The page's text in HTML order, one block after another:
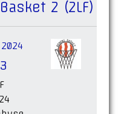
2 (2LF)